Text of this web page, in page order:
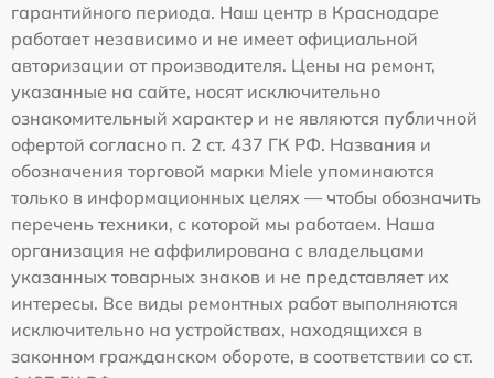
гарантийного периода. Наш центр в Краснодаре
работает независимо и не имеет официальной
авторизации от производителя. Цены на ремонт,
указанные на сайте, носят исключительно
ознакомительный характер и не являются публичной
офертой согласно п. 2 ст. 437 ГК РФ. Названия и
обозначения торговой марки Miele упоминаются
только в информационных целях — чтобы обозначить
перечень техники, с которой мы работаем. Наша
организация не аффилирована с владельцами
указанных товарных знаков и не представляет их
интересы. Все виды ремонтных работ выполняются
исключительно на устройствах, находящихся в
законном гражданском обороте, в соответствии со ст.